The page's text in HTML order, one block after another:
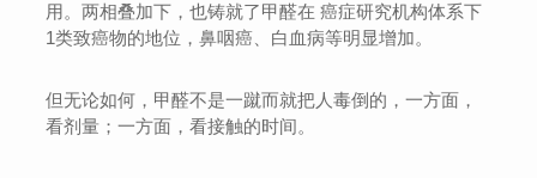
用。两相叠加下，也铸就了甲醛在 癌症研究机构体系下
1类致癌物的地位，鼻咽癌、白血病等明显增加。
但无论如何，甲醛不是一蹴而就把人毒倒的，一方面，
看剂量；一方面，看接触的时间。